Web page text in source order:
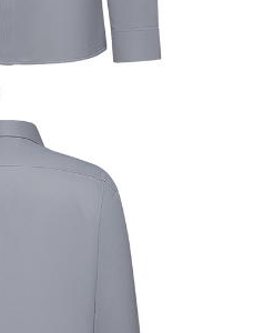
據個別帳號之用戶狀況，依本公司即
度不足之情形，本公司將視審查結果
之使用額度並採取法律行動。